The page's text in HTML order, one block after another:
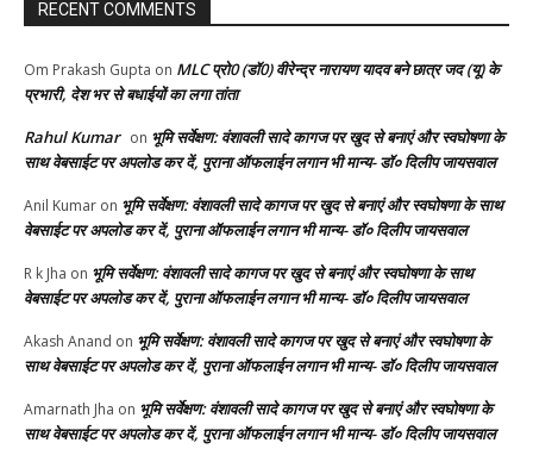
RECENT COMMENTS
Om Prakash Gupta on MLC प्रो0 (डॉ0) वीरेन्द्र नारायण यादव बने छात्र जद (यू) के
प्रभारी, देश भर से बधाईयों का लगा तांता
Rahul Kumar on भूमि सर्वेक्षण: वंशावली सादे कागज पर खुद से बनाएं और स्वघोषणा के
साथ वेबसाईट पर अपलोड कर दें, पुराना ऑफलाईन लगान भी मान्य- डॉ० दिलीप जायसवाल
Anil Kumar on भूमि सर्वेक्षण: वंशावली सादे कागज पर खुद से बनाएं और स्वघोषणा के साथ
वेबसाईट पर अपलोड कर दें, पुराना ऑफलाईन लगान भी मान्य- डॉ० दिलीप जायसवाल
R k Jha on भूमि सर्वेक्षण: वंशावली सादे कागज पर खुद से बनाएं और स्वघोषणा के साथ
वेबसाईट पर अपलोड कर दें, पुराना ऑफलाईन लगान भी मान्य- डॉ० दिलीप जायसवाल
Akash Anand on भूमि सर्वेक्षण: वंशावली सादे कागज पर खुद से बनाएं और स्वघोषणा के
साथ वेबसाईट पर अपलोड कर दें, पुराना ऑफलाईन लगान भी मान्य- डॉ० दिलीप जायसवाल
Amarnath Jha on भूमि सर्वेक्षण: वंशावली सादे कागज पर खुद से बनाएं और स्वघोषणा के
साथ वेबसाईट पर अपलोड कर दें, पुराना ऑफलाईन लगान भी मान्य- डॉ० दिलीप जायसवाल